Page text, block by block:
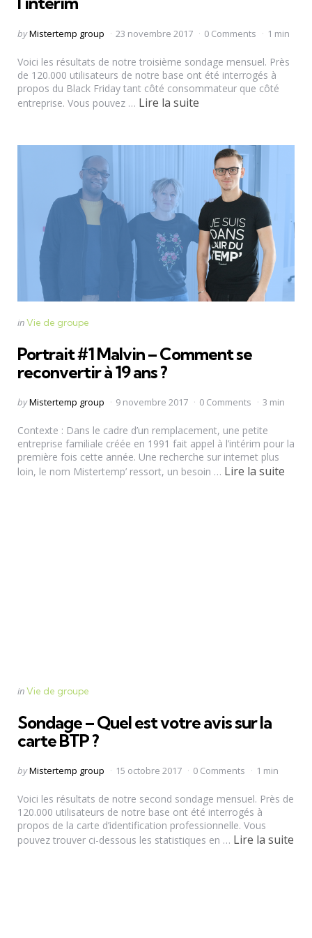
Posted
byMistertemp group 23 novembre 2017 0 Comments 1 min
Voici les résultats de notre troisième sondage mensuel. Près
de 120.000 utilisateurs de notre base ont été interrogés à
propos du Black Friday tant côté consommateur que côté
entreprise. Vous pouvez … Lire la suite
Categories
Posted
inVie de groupe
Portrait #1 Malvin – Comment se
reconvertir à 19 ans ?
Posted
byMistertemp group 9 novembre 2017 0 Comments 3 min
Contexte : Dans le cadre d’un remplacement, une petite
entreprise familiale créée en 1991 fait appel à l’intérim pour la
première fois cette année. Une recherche sur internet plus
loin, le nom Mistertemp’ ressort, un besoin … Lire la suite
Categories
Posted
inVie de groupe
Sondage – Quel est votre avis sur la
carte BTP ?
Posted
byMistertemp group 15 octobre 2017 0 Comments 1 min
Voici les résultats de notre second sondage mensuel. Près de
120.000 utilisateurs de notre base ont été interrogés à
propos de la carte d’identification professionnelle. Vous
pouvez trouver ci-dessous les statistiques en … Lire la suite